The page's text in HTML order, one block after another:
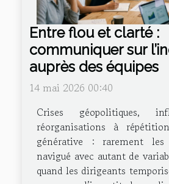
Entre flou et clarté :
communiquer sur
auprès des équipes
14 mai 2026 00:40
Crises géopolitiques,
réorganisations à
générative : rarement les
navigué avec autant de
quand les dirigeants